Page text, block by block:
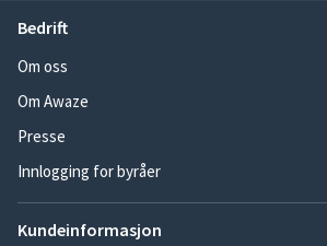
Bedrift
Om oss
Om Awaze
Presse
Innlogging for byråer
Kundeinformasjon